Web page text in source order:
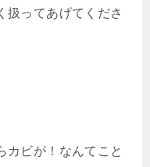
扱ってあげてくださ
カビが！なんてこと